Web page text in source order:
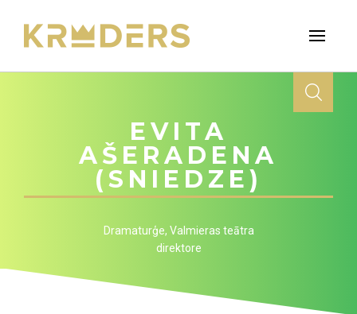
EVITA
AŠERADENA
(SNIEDZE)
Dramaturģe, Valmieras teātra
direktore